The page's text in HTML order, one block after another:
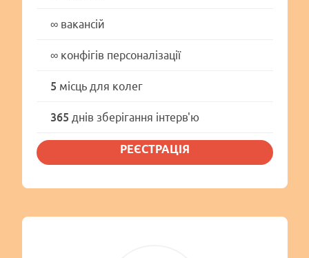
∞вакансій
∞конфігів персоналізації
5 місць для колег
365 днів зберігання інтерв'ю
РЕЄСТРАЦІЯ